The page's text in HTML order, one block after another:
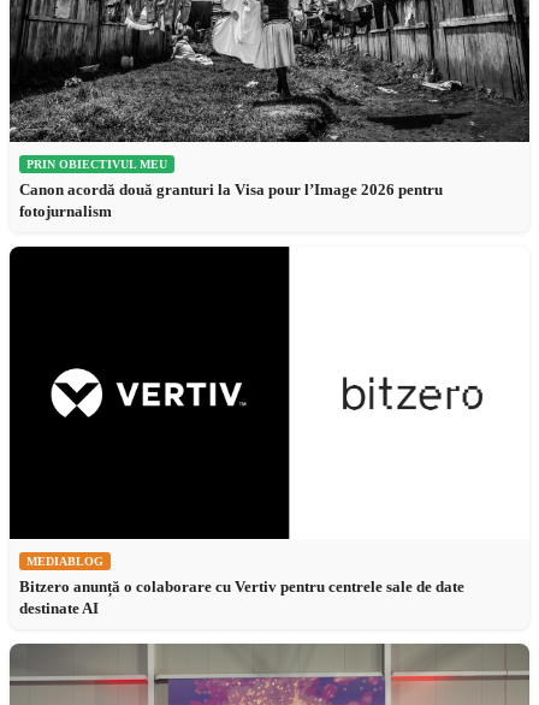
PRIN OBIECTIVUL MEU
Canon acordă două granturi la Visa pour l’Image 2026 pentru
fotojurnalism
MEDIABLOG
Bitzero anunță o colaborare cu Vertiv pentru centrele sale de date
destinate AI